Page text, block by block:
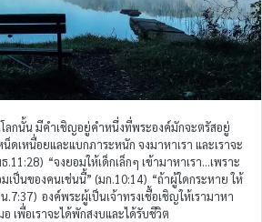
ลกนั้น มีคำเชิญอยู่คำหนึ่งที่พระองค์มักจะตรัสอยู่
ดเหนื่อยและแบกภาระหนัก จงมาหาเรา และเราจะ
“จงยอมให้เด็กเล็กๆ เข้ามาหาเรา...เพราะ
เป็นของคนเช่นนี้” (มก.10:14) “ถ้าผู้ใดกระหาย ให้
องค์พระผู้เป็นเจ้าทรงเชื้อเชิญให้เรามาหา
อ เพื่อเราจะได้พักสงบและได้รับชีวิต